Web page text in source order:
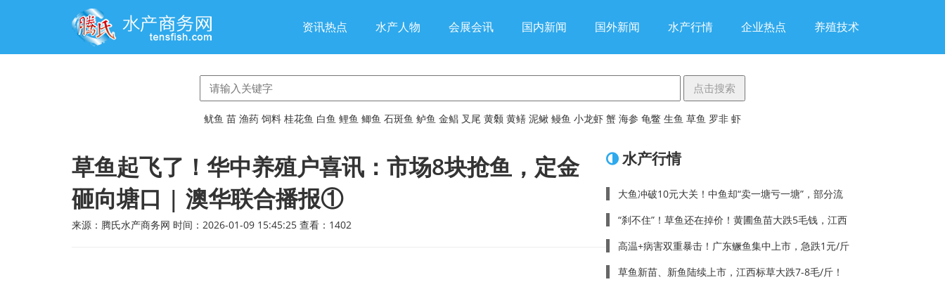
资讯热点 水产人物 会展会讯 国内新闻 国外新闻 水产行情 企业热点 养殖技术
鱿鱼 苗 渔药 饲料 桂花鱼 白鱼 鲤鱼 鲫鱼 石斑鱼 鲈鱼 金鲳 叉尾 黄颡 黄鳝 泥鳅 鳗鱼 小龙虾 蟹 海参 龟鳖 生鱼 草鱼 罗非 虾
草鱼起飞了！华中养殖户喜讯：市场8块抢鱼，定金
砸向塘口 | 澳华联合播报①
来源：腾氏水产商务网 时间：2026-01-09 15:45:25 查看： 1402
水产行情
大鱼冲破10元大关！中鱼却“卖一塘亏一塘”，部分流
“刹不住”！草鱼还在掉价！黄圃鱼苗大跌5毛钱，江西
高温+病害双重暴击！广东鳜鱼集中上市，急跌1元/斤
草鱼新苗、新鱼陆续上市，江西标草大跌7-8毛/斤！